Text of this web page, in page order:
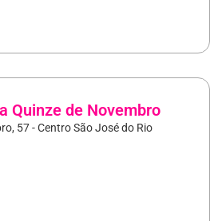
Quinze de Novembro
57 - Centro São José do Rio